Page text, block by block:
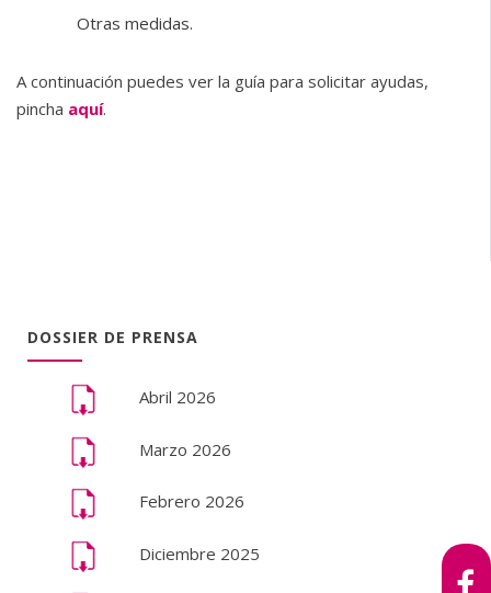
Otras medidas.
A continuación puedes ver la guía para solicitar ayudas,
pincha aquí.
DOSSIER DE PRENSA
Abril 2026
Marzo 2026
Febrero 2026
Diciembre 2025